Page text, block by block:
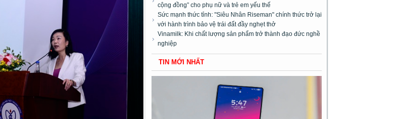
cộng đồng” cho phụ nữ và trẻ em yếu thế
Sức mạnh thức tỉnh: "Siêu Nhân Riseman" chính thức trở lại
với hành trình bảo vệ trái đất đầy nghẹt thở
Vinamilk: Khi chất lượng sản phẩm trở thành đạo đức nghề
nghiệp
TIN MỚI NHẤT